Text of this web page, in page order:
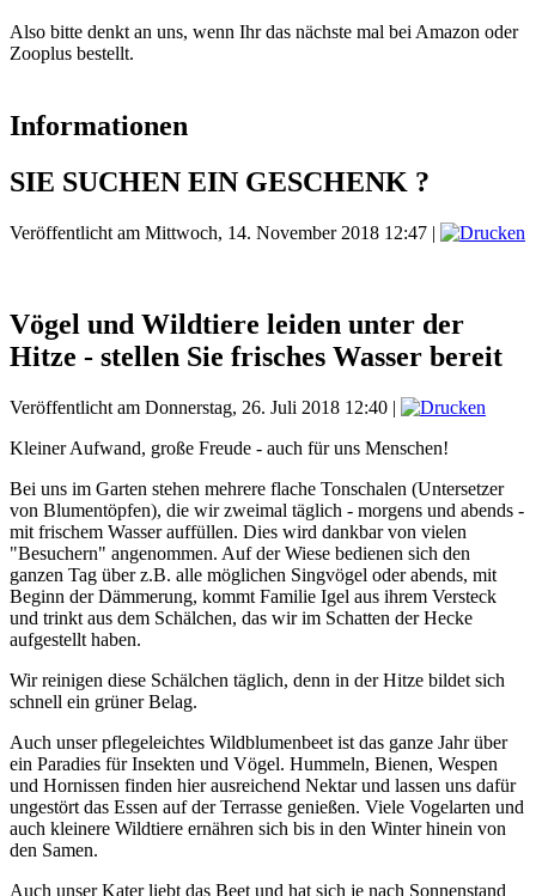
Also bitte denkt an uns, wenn Ihr das nächste mal bei Amazon oder
Zooplus bestellt.
Informationen
SIE SUCHEN EIN GESCHENK ?
Veröffentlicht am Mittwoch, 14. November 2018 12:47 |
Vögel und Wildtiere leiden unter der
Hitze - stellen Sie frisches Wasser bereit
Veröffentlicht am Donnerstag, 26. Juli 2018 12:40 |
Kleiner Aufwand, große Freude - auch für uns Menschen!
Bei uns im Garten stehen mehrere flache Tonschalen (Untersetzer
von Blumentöpfen), die wir zweimal täglich - morgens und abends -
mit frischem Wasser auffüllen. Dies wird dankbar von vielen
"Besuchern" angenommen. Auf der Wiese bedienen sich den
ganzen Tag über z.B. alle möglichen Singvögel oder abends, mit
Beginn der Dämmerung, kommt Familie Igel aus ihrem Versteck
und trinkt aus dem Schälchen, das wir im Schatten der Hecke
aufgestellt haben.
Wir reinigen diese Schälchen täglich, denn in der Hitze bildet sich
schnell ein grüner Belag.
Auch unser pflegeleichtes Wildblumenbeet ist das ganze Jahr über
ein Paradies für Insekten und Vögel. Hummeln, Bienen, Wespen
und Hornissen finden hier ausreichend Nektar und lassen uns dafür
ungestört das Essen auf der Terrasse genießen. Viele Vogelarten und
auch kleinere Wildtiere ernähren sich bis in den Winter hinein von
den Samen.
Auch unser Kater liebt das Beet und hat sich je nach Sonnenstand